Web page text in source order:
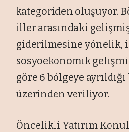
kategoriden oluşuyor.
iller arasındaki
giderilmesine yönelik,
sosyoekonomik
göre 6 bölgeye
üzerinden veriliyor.
Öncelikli Yatırım